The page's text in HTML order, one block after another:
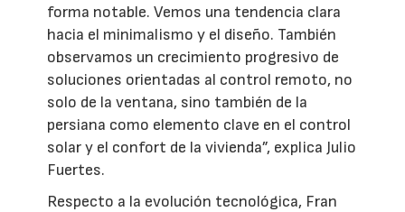
forma notable. Vemos una tendencia clara
hacia el minimalismo y el diseño. También
observamos un crecimiento progresivo de
soluciones orientadas al control remoto, no
solo de la ventana, sino también de la
persiana como elemento clave en el control
solar y el confort de la vivienda”, explica Julio
Fuertes.
Respecto a la evolución tecnológica, Fran